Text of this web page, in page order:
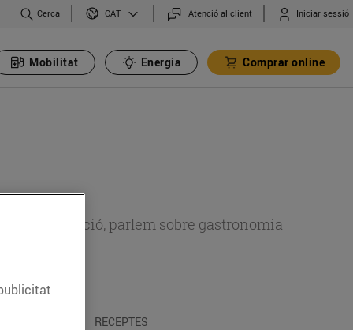
Cerca CAT Atenció al client Iniciar sessió
Mobilitat Energia Comprar online
alimentació, parlem sobre gastronomia
RECEPTES